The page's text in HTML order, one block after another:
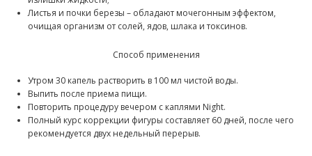
Листья и почки березы – обладают мочегонным эффектом,
очищая организм от солей, ядов, шлака и токсинов.
Способ применения
Утром 30 капель растворить в 100 мл чистой воды.
Выпить после приема пищи.
Повторить процедуру вечером с каплями Night.
Полный курс коррекции фигуры составляет 60 дней, после чего
рекомендуется двух недельный перерыв.